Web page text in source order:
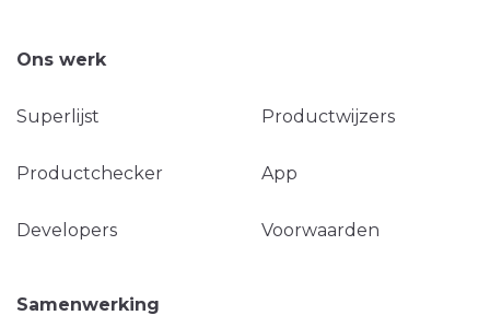
Ons werk
Superlijst Productwijzers
Productchecker App
Developers Voorwaarden
Samenwerking